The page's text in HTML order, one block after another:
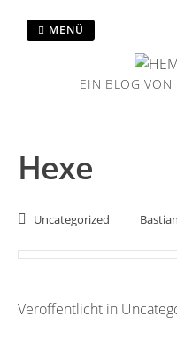
EIN BLOG VON
MENÜ
Hexe
Uncategorized Bastian
Veröffentlicht in